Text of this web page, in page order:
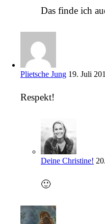
Das finde ich
Plietsche Jung 19. Juli
Respekt!
Deine Christine!
🙂